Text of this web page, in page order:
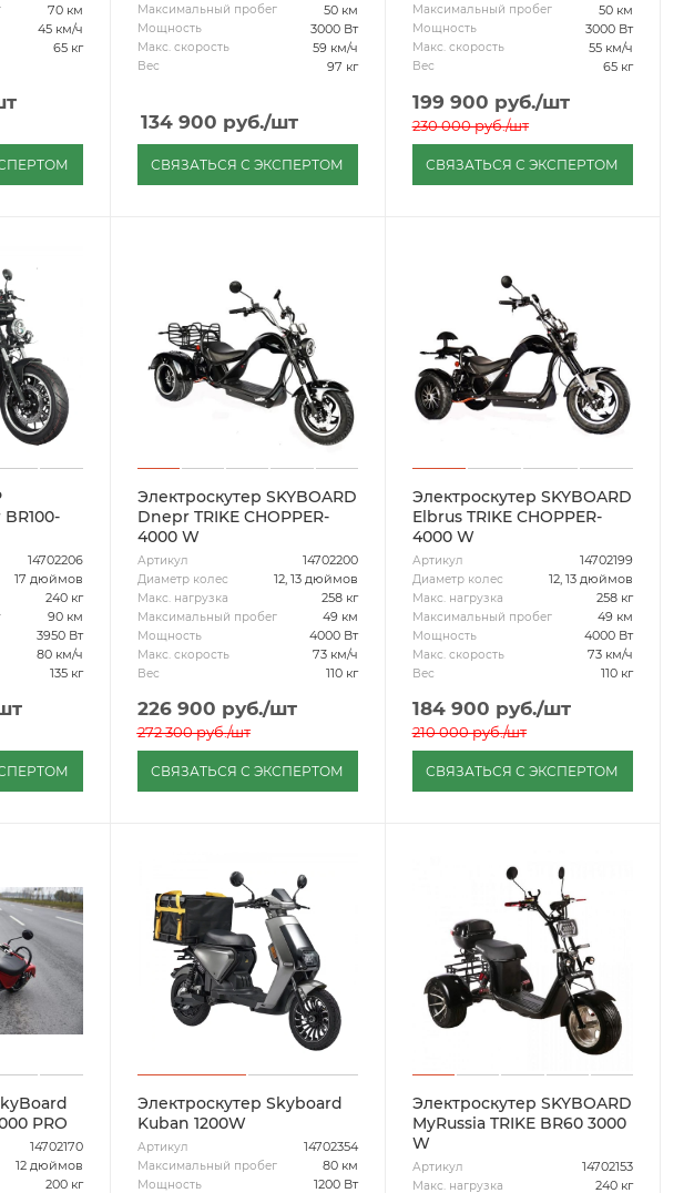
70 км
45 км/ч
65 кг
Максимальный пробег 50 км
Мощность 3000 Вт
Макс. скорость 59 км/ч
Вес 97 кг
134 900 руб./шт
СВЯЗАТЬСЯ С ЭКСПЕРТОМ
Максимальный пробег 50 км
Мощность 3000 Вт
Макс. скорость 55 км/ч
Вес 65 кг
199 900 руб./шт
230 000руб./шт
СВЯЗАТЬСЯ С ЭКСПЕРТОМ
14702206
17 дюймов
240 кг
90 км
3950 Вт
80 км/ч
135 кг
Электроскутер SKYBOARD
Dnepr TRIKE CHOPPER-
4000 W
Артикул 14702200
Диаметр колес 12, 13 дюймов
Макс. нагрузка 258 кг
Максимальный пробег 49 км
Мощность 4000 Вт
Макс. скорость 73 км/ч
Вес 110 кг
226 900 руб./шт
272 300руб./шт
СВЯЗАТЬСЯ С ЭКСПЕРТОМ
Электроскутер SKYBOARD
Elbrus TRIKE CHOPPER-
4000 W
Артикул 14702199
Диаметр колес 12, 13 дюймов
Макс. нагрузка 258 кг
Максимальный пробег 49 км
Мощность 4000 Вт
Макс. скорость 73 км/ч
Вес 110 кг
184 900 руб./шт
210 000руб./шт
СВЯЗАТЬСЯ С ЭКСПЕРТОМ
3000 PRO
14702170
12 дюймов
200 кг
Электроскутер Skyboard
Kuban 1200W
Артикул 14702354
Максимальный пробег 80 км
Мощность 1200 Вт
Электроскутер SKYBOARD
MyRussia TRIKE BR60 3000
W
Артикул 14702153
Макс. нагрузка 240 кг